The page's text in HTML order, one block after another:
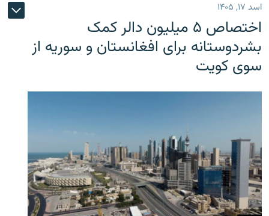
اسد ۱۷, ۱۴۰۵
اختصاص ۵ میلیون دالر کمک
بشردوستانه برای افغانستان و سوریه از
سوی کویت